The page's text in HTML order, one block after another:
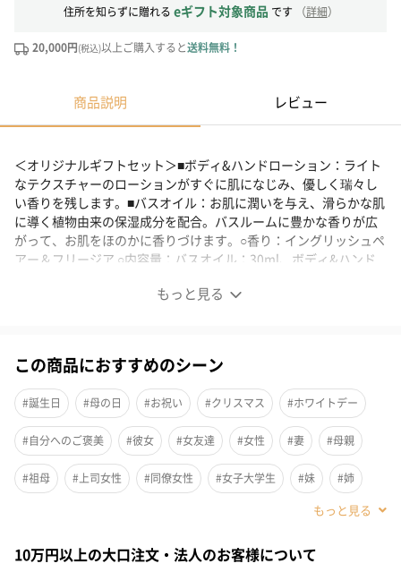
住所を知らずに贈れる eギフト対象商品 です （詳細）
20,000円(税込)以上ご購入すると送料無料！
商品説明 レビュー
もっと見る
＜オリジナルギフトセット＞■ボディ&ハンドローション：ライト
なテクスチャーのローションがすぐに肌になじみ、優しく瑞々し
い香りを残します。■バスオイル：お肌に潤いを与え、滑らかな肌
に導く植物由来の保湿成分を配合。バスルームに豊かな香りが広
がって、お肌をほのかに香りづけます。○香り：イングリッシュペ
アー＆フリージア ○内容量：バスオイル：30ml、ボディ&ハンド
この商品におすすめのシーン
#誕生日 #母の日 #お祝い #クリスマス #ホワイトデー
#自分へのご褒美 #彼女 #女友達 #女性 #妻 #母親
#祖母 #上司女性 #同僚女性 #女子大学生 #妹 #姉
#20代前半
#20代後半 #30代 #40代 #50代 #60代 #70代
10万円以上の大口注文・法人のお客様について